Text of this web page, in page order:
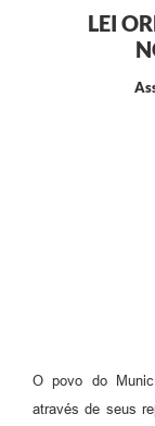
Conselhos
Publicações
LEI
O povo do
através de seus